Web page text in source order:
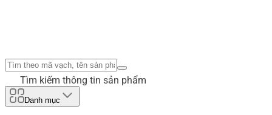
Tìm kiếm thông tin sản phẩm
Danh mục